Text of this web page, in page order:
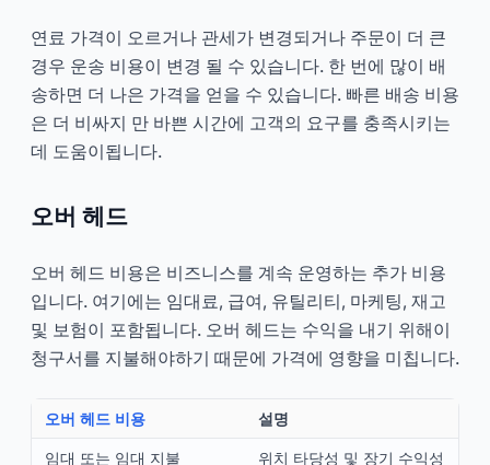
연료 가격이 오르거나 관세가 변경되거나 주문이 더 큰
경우 운송 비용이 변경 될 수 있습니다. 한 번에 많이 배
송하면 더 나은 가격을 얻을 수 있습니다. 빠른 배송 비용
은 더 비싸지 만 바쁜 시간에 고객의 요구를 충족시키는
데 도움이됩니다.
오버 헤드
오버 헤드 비용은 비즈니스를 계속 운영하는 추가 비용
입니다. 여기에는 임대료, 급여, 유틸리티, 마케팅, 재고
및 보험이 포함됩니다. 오버 헤드는 수익을 내기 위해이
청구서를 지불해야하기 때문에 가격에 영향을 미칩니다.
오버 헤드 비용 설명
임대 또는 임대 지불
위치 타당성 및 장기 수익성